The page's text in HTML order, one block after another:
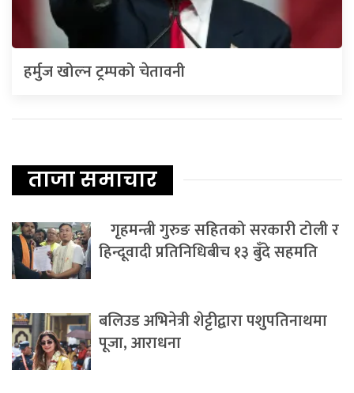
हर्मुज खोल्न ट्रम्पको चेतावनी
ताजा समाचार
गृहमन्त्री गुरुङ सहितको सरकारी टोली र
हिन्दूवादी प्रतिनिधिबीच १३ बुँदे सहमति
बलिउड अभिनेत्री शेट्टीद्वारा पशुपतिनाथमा
पूजा, आराधना